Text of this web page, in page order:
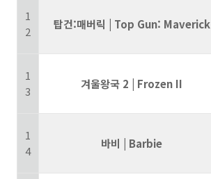
1
2
탑건:매버릭 | Top Gun: Maverick
1
3
겨울왕국 2 | Frozen II
1
4
바비 | Barbie